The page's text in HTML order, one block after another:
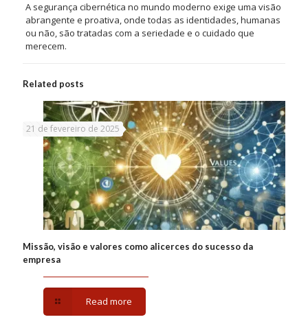
A segurança cibernética no mundo moderno exige uma visão
abrangente e proativa, onde todas as identidades, humanas
ou não, são tratadas com a seriedade e o cuidado que
merecem.
Related posts
21 de fevereiro de 2025
Missão, visão e valores como alicerces do sucesso da
empresa
Read more